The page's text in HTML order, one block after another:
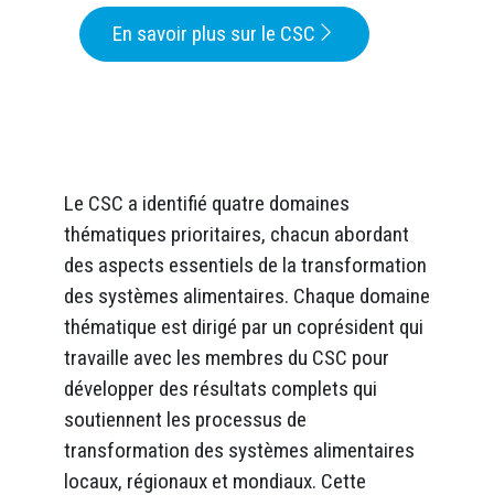
En savoir plus sur le CSC
Le CSC a identifié quatre domaines
thématiques prioritaires, chacun abordant
des aspects essentiels de la transformation
des systèmes alimentaires. Chaque domaine
thématique est dirigé par un coprésident qui
travaille avec les membres du CSC pour
développer des résultats complets qui
soutiennent les processus de
transformation des systèmes alimentaires
locaux, régionaux et mondiaux. Cette